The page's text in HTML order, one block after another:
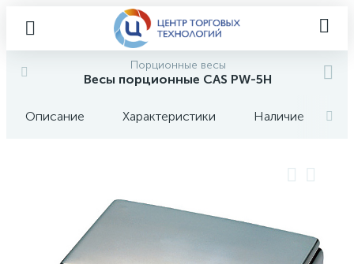
Порционные весы
Весы порционные CAS PW-5H
Описание Характеристики Наличие